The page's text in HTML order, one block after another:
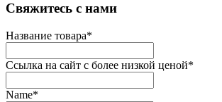
­Свяжитесь с нами
Название товара*
Ссылка на сайт с более низкой ценой*
Name*